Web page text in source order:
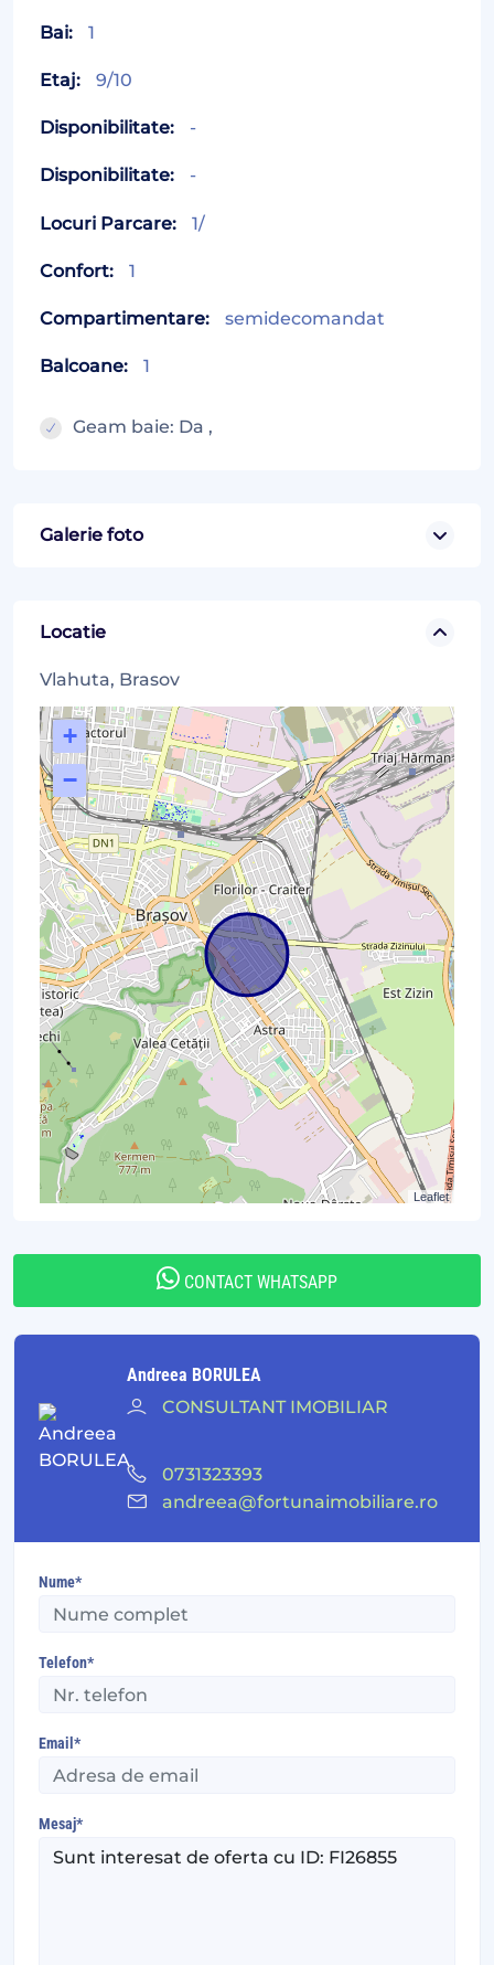
Bai: 1
Etaj: 9/10
Disponibilitate: -
Disponibilitate: -
Locuri Parcare: 1/
Confort: 1
Compartimentare: semidecomandat
Balcoane: 1
Geam baie: Da ,
Galerie foto
Locatie
Vlahuta, Brasov
+
−
Leaflet
CONTACT WHATSAPP
Andreea BORULEA
CONSULTANT IMOBILIAR
0731323393
andreea@fortunaimobiliare.ro
Nume*
Telefon*
Email*
Mesaj*